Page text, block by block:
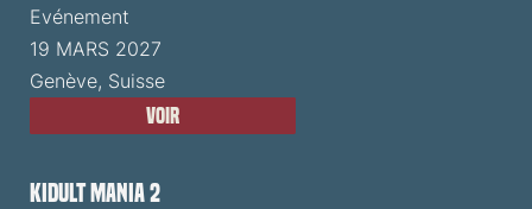
Evénement
19 MARS 2027
Genève, Suisse
Voir
Kidult Mania 2